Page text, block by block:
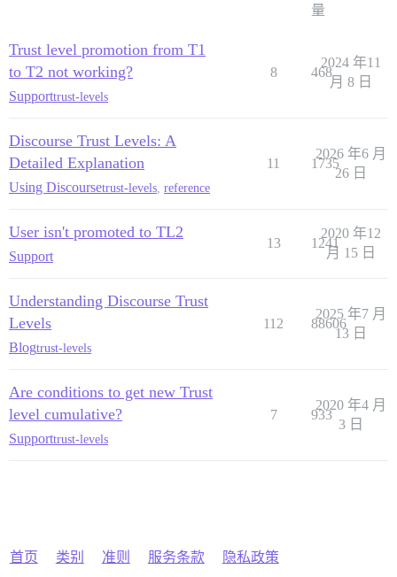
量
Trust level promotion from T1
to T2 not working?
Supporttrust-levels
8 468
2024 年11
月 8 日
Discourse Trust Levels: A
Detailed Explanation
Using Discoursetrust-levels reference
11 1735
2026 年6 月
26 日
User isn't promoted to TL2
Support
13 1241
2020 年12
月 15 日
Understanding Discourse Trust
Levels
Blogtrust-levels
112 88606
2025 年7 月
13 日
Are conditions to get new Trust
level cumulative?
Supporttrust-levels
7 933
2020 年4 月
3 日
首页 类别 准则 服务条款 隐私政策